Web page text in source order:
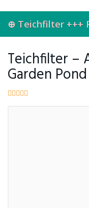
to
main
content
⊕ Teichfilter +++
Teichfilter –
Garden